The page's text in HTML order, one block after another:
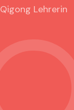
Qigong Lehrerin